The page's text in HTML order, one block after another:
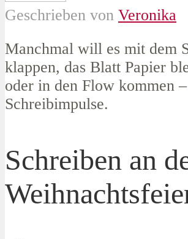
Geschrieben von Veronika
Manchmal will es mit dem
klappen, das Blatt Papier
oder in den Flow kommen
Schreibimpulse.
Schreiben an